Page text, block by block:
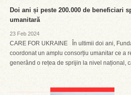
Doi ani și peste 200.000 de beneficiari
umanitară
23 Feb 2024
CARE FOR UKRAINE În ultimii doi ani,
coordonat un amplu consorțiu umanitar ce a
generând o rețea de sprijin la nivel național,